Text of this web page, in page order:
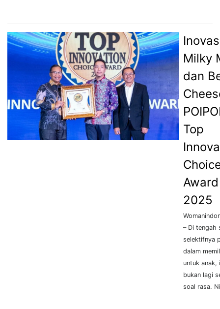
Milky
dan
Top
Award
2025
– Di tengah
selektifnya
dalam
untuk anak,
bukan lagi
soal rasa.